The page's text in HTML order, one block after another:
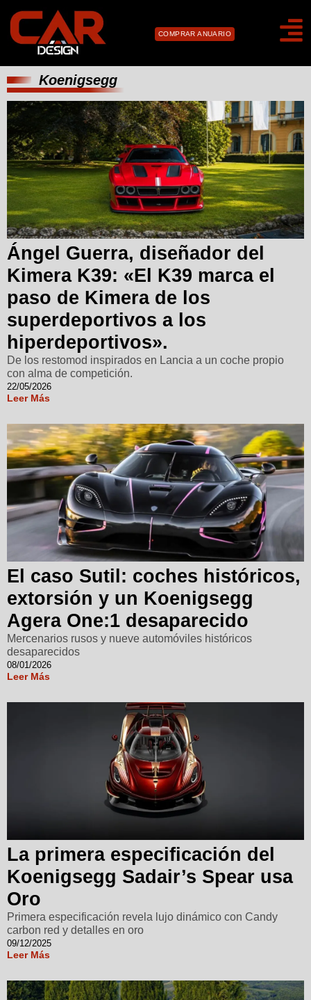
COMPRAR ANUARIO
Koenigsegg
Ángel Guerra, diseñador del
Kimera K39: «El K39 marca el
paso de Kimera de los
superdeportivos a los
hiperdeportivos».
De los restomod inspirados en Lancia a un coche propio
con alma de competición.
22/05/2026
Leer Más
El caso Sutil: coches históricos,
extorsión y un Koenigsegg
Agera One:1 desaparecido
Mercenarios rusos y nueve automóviles históricos
desaparecidos
08/01/2026
Leer Más
La primera especificación del
Koenigsegg Sadair’s Spear usa
Oro
Primera especificación revela lujo dinámico con Candy
carbon red y detalles en oro
09/12/2025
Leer Más